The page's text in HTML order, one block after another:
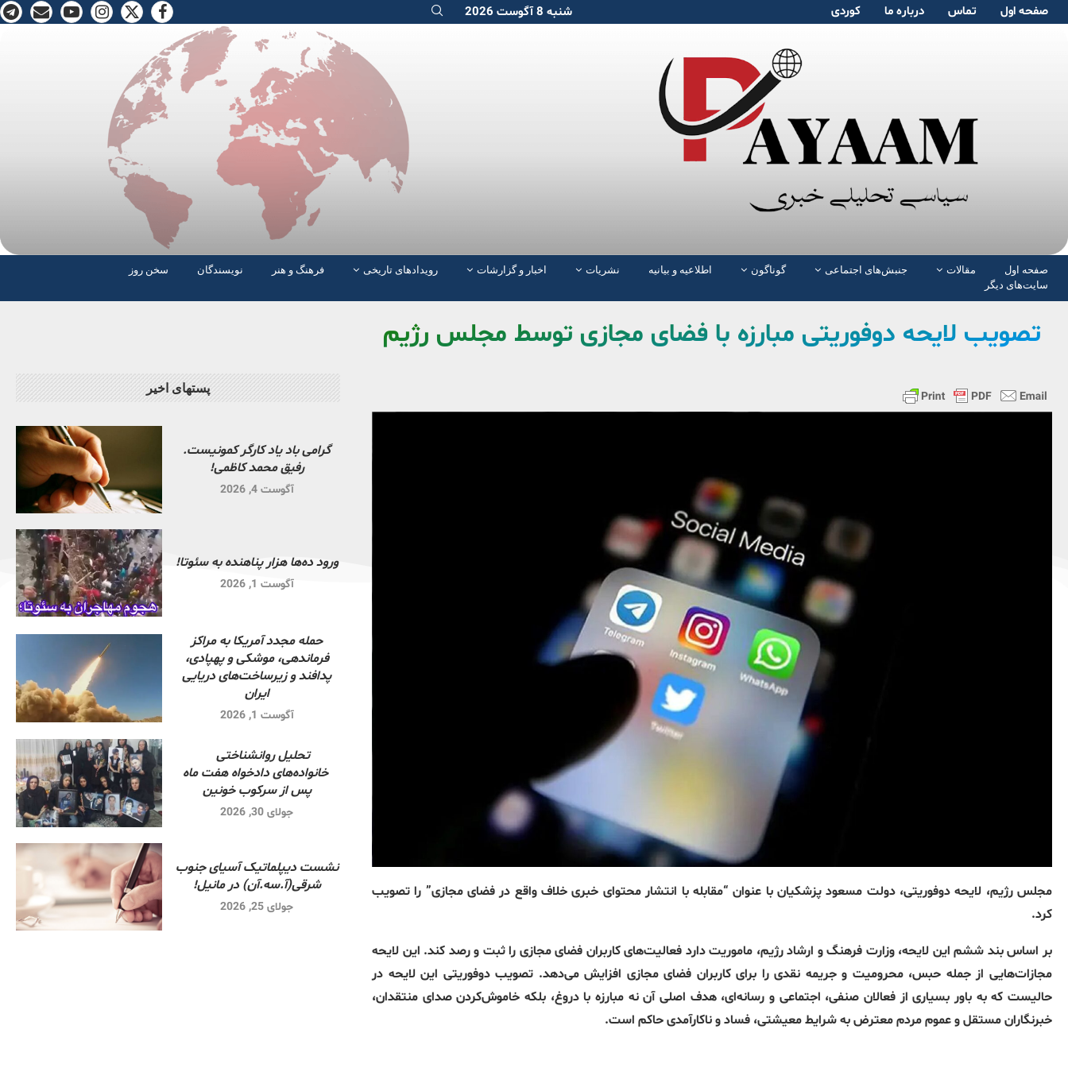
صفحە اول تماس دربارە ما کوردی شنبه 8 آگوست 2026
صفحە اول مقالات جنبش‌های اجتماعی گوناگون اطلاعیه و بیانیه نشریات اخبار و گزارشات رویدادهای تاریخی فرهنگ و هنر نویسندگان
سخن روز
سایت‌های دیگر
تصویب لایحه دوفوریتی مبارزه با فضای مجازی توسط مجلس رژیم
مجلس رژیم، لایحه دوفوریتی، دولت مسعود پزشکیان با عنوان “مقابله با انتشار محتوای خبری خلاف واقع در فضای مجازی” را تصویب
کرد.
بر اساس بند ششم این لایحه، وزارت فرهنگ و ارشاد رژیم، ماموریت دارد فعالیت‌های کاربران فضای مجازی را ثبت و رصد کند. این لایحه
مجازات‌هایی از جمله حبس، محرومیت و جریمه نقدی را برای کاربران فضای مجازی افزایش می‌دهد. تصویب دوفوریتی این لایحه در
حالیست که به باور بسیاری از فعالان صنفی، اجتماعی و رسانه‌ای، هدف اصلی آن نه مبارزه با دروغ، بلکه خاموش‌کردن صدای منتقدان،
خبرنگاران مستقل و عموم مردم معترض به شرایط معیشتی، فساد و ناکارآمدی حاکم است.
پستهای اخیر
گرامی باد یاد کارگر کمونیست.
رفیق محمد کاظمی!
آگوست 4, 2026
ورود ده‌ها هزار پناهنده به سئوتا!
آگوست 1, 2026
حمله مجدد آمریکا به مراکز
فرماندهی، موشکی و پهپادی،
پدافند و زیرساخت‌های دریایی
ایران
آگوست 1, 2026
تحلیل روانشناختی
خانواده‌های دادخواه هفت ماه
پس از سرکوب خونین
جولای 30, 2026
نشست دیپلماتیک آسیای جنوب
شرقی‌(آ.سه.آن) در مانیل!
جولای 25, 2026